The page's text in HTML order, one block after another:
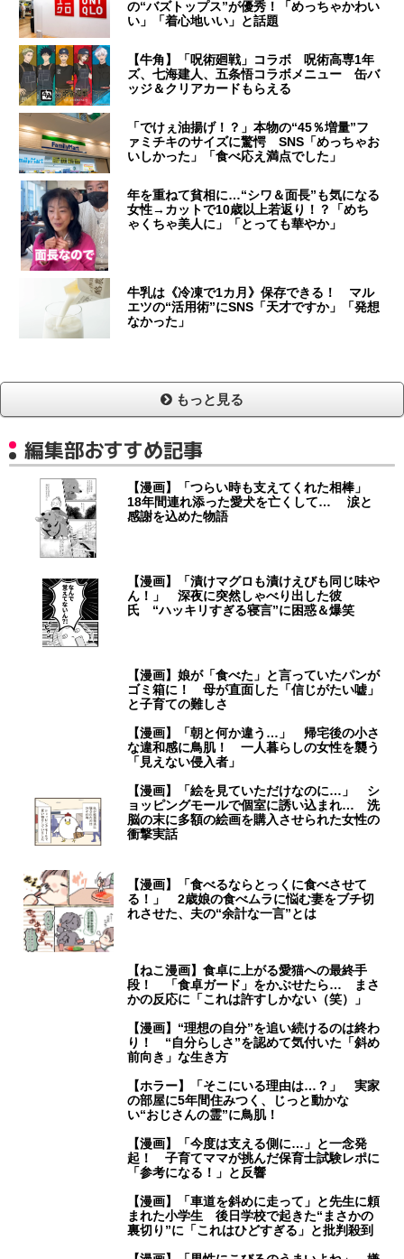
の“バズトップス”が優秀！「めっちゃかわい
い」「着心地いい」と話題
【牛角】「呪術廻戦」コラボ 呪術高専1年
ズ、七海建人、五条悟コラボメニュー 缶バ
ッジ＆クリアカードもらえる
「でけぇ油揚げ！？」本物の“45％増量”フ
ァミチキのサイズに驚愕 SNS「めっちゃお
いしかった」「食べ応え満点でした」
年を重ねて貧相に…“シワ＆面長”も気になる
女性→カットで10歳以上若返り！？「めち
ゃくちゃ美人に」「とっても華やか」
牛乳は《冷凍で1カ月》保存できる！ マル
エツの“活用術”にSNS「天才ですか」「発想
なかった」
もっと見る
編集部おすすめ記事
【漫画】「つらい時も支えてくれた相棒」
18年間連れ添った愛犬を亡くして… 涙と
感謝を込めた物語
【漫画】「漬けマグロも漬けえびも同じ味や
ん！」 深夜に突然しゃべり出した彼
氏 “ハッキリすぎる寝言”に困惑＆爆笑
【漫画】娘が「食べた」と言っていたパンが
ゴミ箱に！ 母が直面した「信じがたい嘘」
と子育ての難しさ
【漫画】「朝と何か違う…」 帰宅後の小さ
な違和感に鳥肌！ 一人暮らしの女性を襲う
「見えない侵入者」
【漫画】「絵を見ていただけなのに…」 シ
ョッピングモールで個室に誘い込まれ… 洗
脳の末に多額の絵画を購入させられた女性の
衝撃実話
【漫画】「食べるならとっくに食べさせて
る！」 2歳娘の食べムラに悩む妻をブチ切
れさせた、夫の“余計な一言”とは
【ねこ漫画】食卓に上がる愛猫への最終手
段！ 「食卓ガード」をかぶせたら… まさ
かの反応に「これは許すしかない（笑）」
【漫画】“理想の自分”を追い続けるのは終わ
り！ “自分らしさ”を認めて気付いた「斜め
前向き」な生き方
【ホラー】「そこにいる理由は…？」 実家
の部屋に5年間住みつく、じっと動かな
い“おじさんの霊”に鳥肌！
【漫画】「今度は支える側に…」と一念発
起！ 子育てママが挑んだ保育士試験レポに
「参考になる！」と反響
【漫画】「車道を斜めに走って」と先生に頼
まれた小学生 後日学校で起きた“まさかの
裏切り”に「これはひどすぎる」と批判殺到